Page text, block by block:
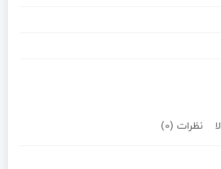
نظرات (0)